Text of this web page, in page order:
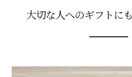
大切な人へのギフトに